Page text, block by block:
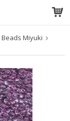
Beads Miyuki